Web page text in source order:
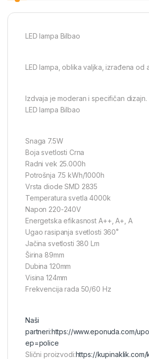
LED lampa Bilbao
LED lampa, oblika valjka, izrađena od
Izdvaja je moderan i specifičan dizajn.
LED lampa Bilbao
Snaga 7.5W
Boja svetlosti Crna
Radni vek 25.000h
Potrošnja 7.5 kWh/1000h
Vrsta diode SMD 2835
Temperatura svetla 4000k
Napon 220-240V
Energetska efikasnost A++, A+, A
Ugao rasipanja svetlosti 360˚
Jačina svetlosti 380 Lm
Širina 89mm
Dubina 120mm
Visina 124mm
Frekvencija rada 50/60 Hz
Naši
partneri:https://www.eponuda.com/
ep=police
Slični proizvodi:https://